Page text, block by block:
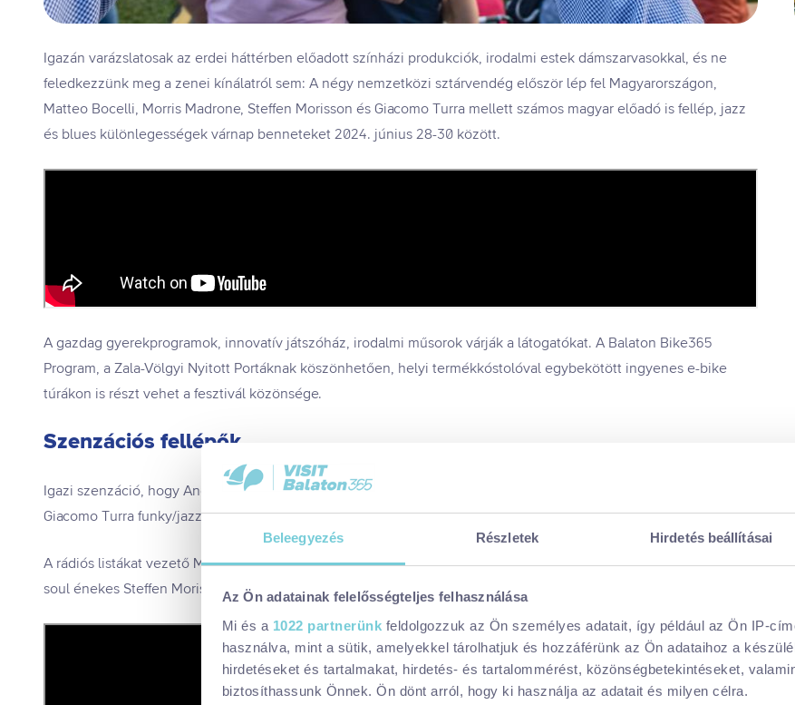
Beleegyezés Részletek Hirdetés beállításai
Az Ön adatainak felelősségteljes felhasználása
Mi és a 1022 partnerünk feldolgozzuk az Ön személyes adatait, így például az Ön IP-
használva, mint a sütik, amelyekkel tárolhatjuk és hozzáférünk az Ön adataihoz a
hirdetéseket és tartalmakat, hirdetés- és tartalommérést, közönségbetekintéseket,
biztosíthassunk Önnek. Ön dönt arról, hogy ki használja az adatait és milyen célra.
Igazán varázslatosak az erdei háttérben előadott színházi produkciók, irodalmi estek dámszarvasokkal, és ne
feledkezzünk meg a zenei kínálatról sem: A négy nemzetközi sztárvendég először lép fel Magyarországon,
Matteo Bocelli, Morris Madrone, Steffen Morisson és Giacomo Turra mellett számos magyar előadó is fellép, jazz
és blues különlegességek várnap benneteket 2024. június 28-30 között.
A gazdag gyerekprogramok, innovatív játszóház, irodalmi műsorok várják a látogatókat. A Balaton Bike365
Program, a Zala-Völgyi Nyitott Portáknak köszönhetően, helyi termékkóstolóval egybekötött ingyenes e-bike
túrákon is részt vehet a fesztivál közönsége.
Szenzációs fellépők
Igazi szenzáció, hogy Andrea Bocelli, tehetséges fia, Matteo Bocelli június 29-i koncertjét az olasz gitárvirtuóz
Giacomo Turra funky/jazz koncertje előzi meg.
A rádiós listákat vezető Morris Madrone az USA-ból érkezik a fesztivál nagyszínpadára 3 tagú zenekarával, míg a
soul énekes Steffen Morisson június 28-án pénteken fogja lenyűgözni a közönséget különleges hangjával.